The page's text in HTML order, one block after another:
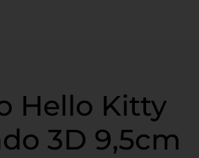
Hello Kitty
3D 9,5cm